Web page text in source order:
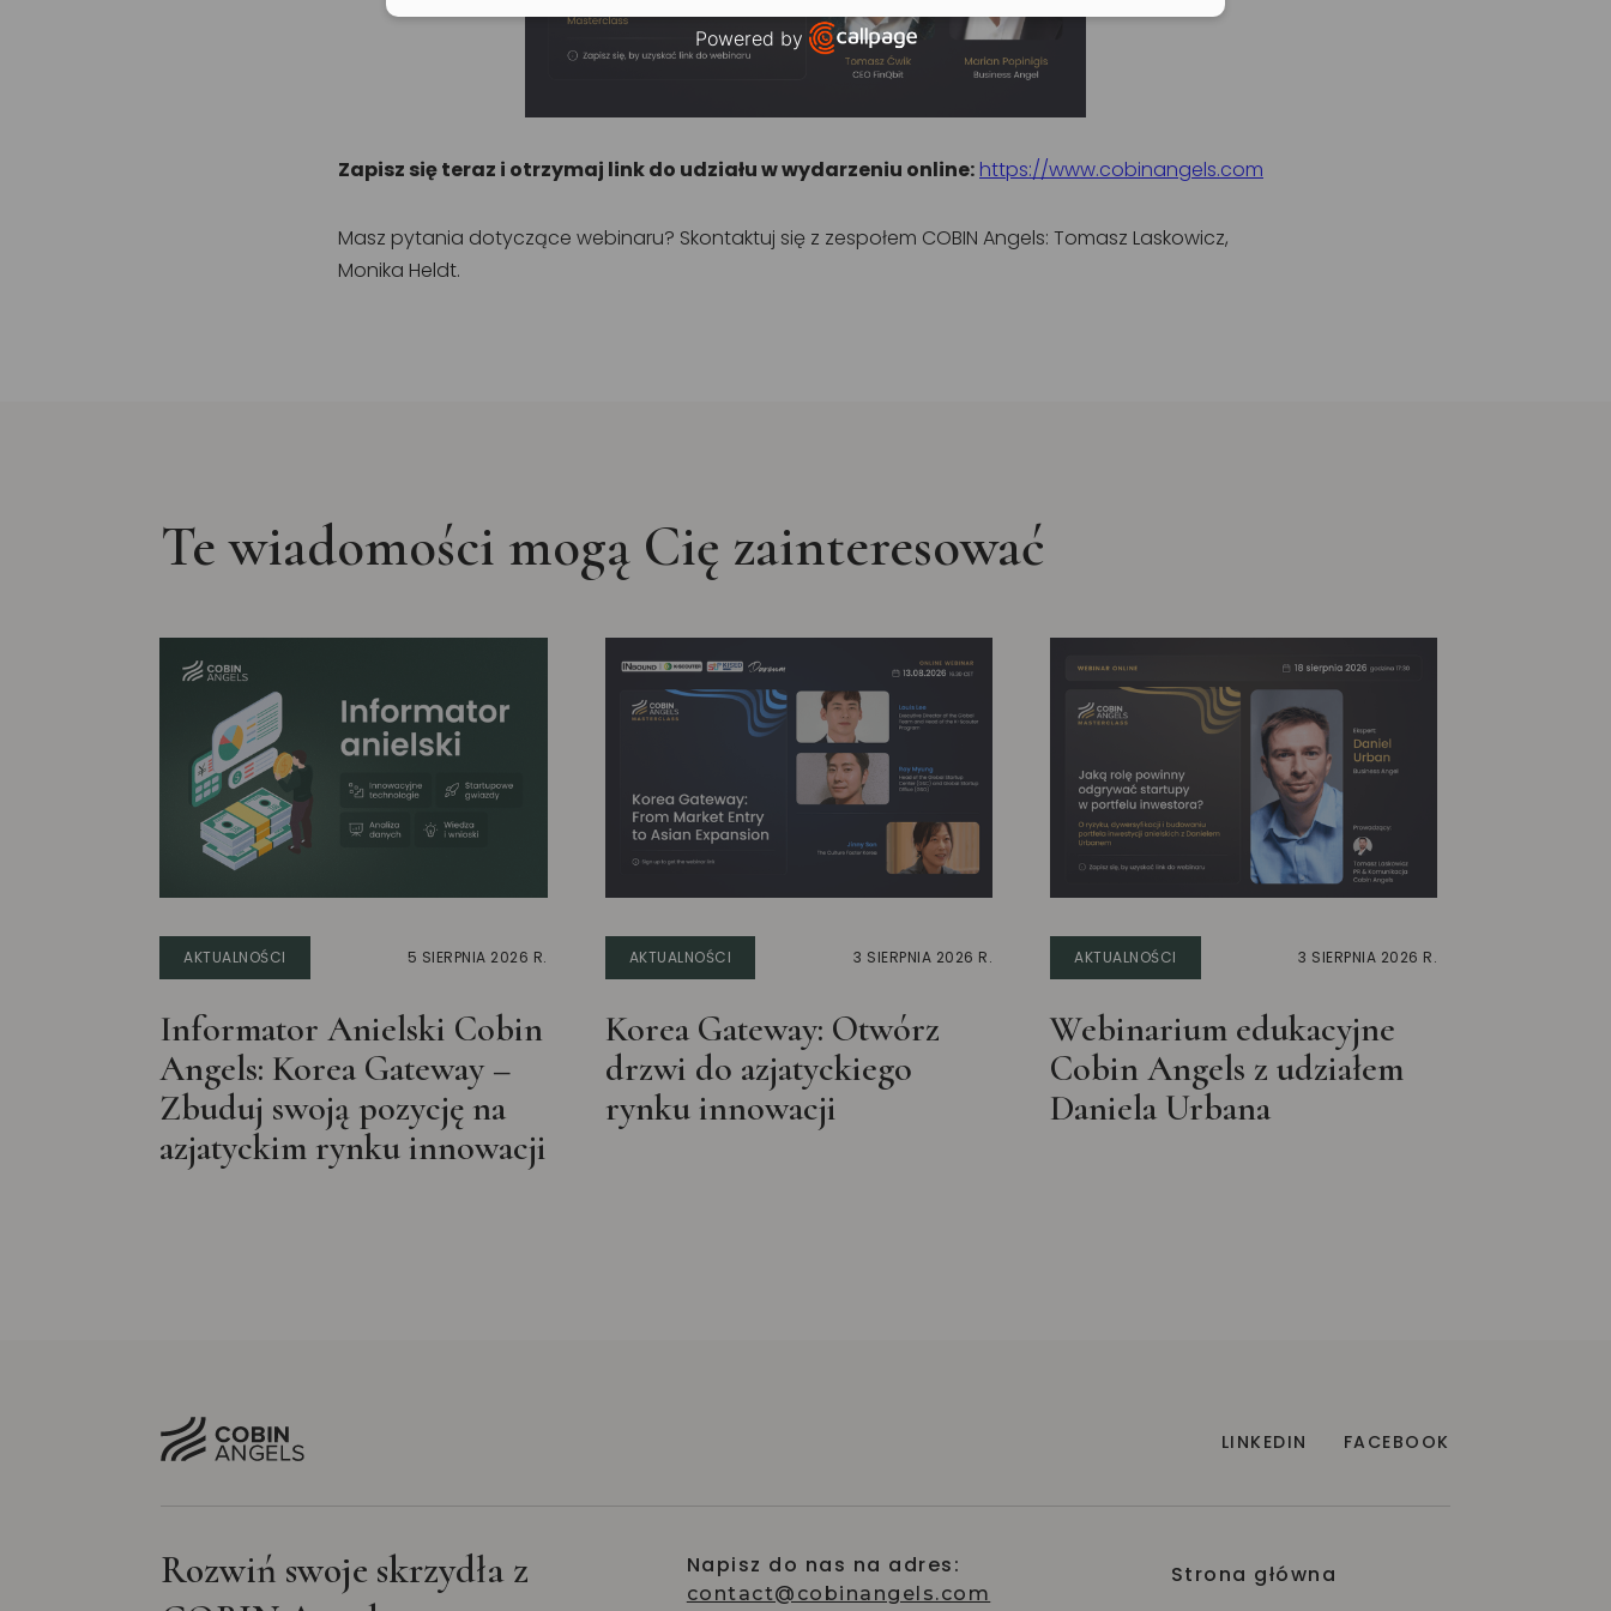
Zapisz się teraz i otrzymaj link do udziału w wydarzeniu online: https://www.cobinangels.com
Masz pytania dotyczące webinaru? Skontaktuj się z zespołem COBIN Angels: Tomasz Laskowicz,
Monika Heldt.
AKTUALNOŚCI 5 SIERPNIA 2026 R.
Informator Anielski Cobin
Angels: Korea Gateway –
Zbuduj swoją pozycję na
azjatyckim rynku innowacji
AKTUALNOŚCI 3 SIERPNIA 2026 R.
Korea Gateway: Otwórz
drzwi do azjatyckiego
rynku innowacji
AKTUALNOŚCI 3 SIERPNIA 2026 R.
Webinarium edukacyjne
Cobin Angels z udziałem
Daniela Urbana
Te wiadomości mogą Cię zainteresować
LINKEDIN FACEBOOK
Rozwiń swoje skrzydła z
Napisz do nas na adres:
contact@cobinangels.com
Strona główna
Powered by
Open link in new window